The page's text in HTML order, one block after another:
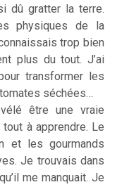
dû gratter la terre.
physiques de la
trop bien
plus du tout. J’ai
transformer les
séchées…
être une vraie
à apprendre. Le
et les gourmands
Je trouvais dans
me manquait. Je